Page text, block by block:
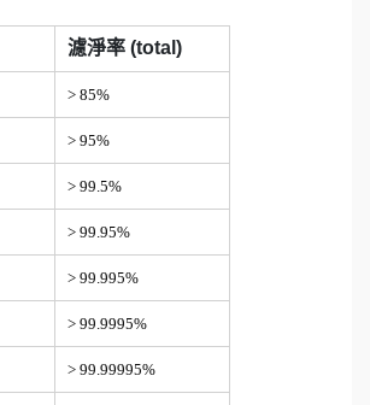
濾淨率 (total)
> 85%
> 95%
> 99.5%
> 99.95%
> 99.995%
> 99.9995%
> 99.99995%